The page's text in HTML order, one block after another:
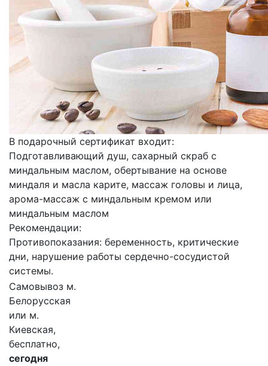
В подарочный сертификат входит:
Подготавливающий душ, сахарный скраб с
миндальным маслом, обертывание на основе
миндаля и масла карите, массаж головы и лица,
арома-массаж с миндальным кремом или
миндальным маслом
Рекомендации:
Противопоказания: беременность, критические
дни, нарушение работы сердечно-сосудистой
системы.
Самовывоз м.
Белорусская
или м.
Киевская,
бесплатно,
сегодня